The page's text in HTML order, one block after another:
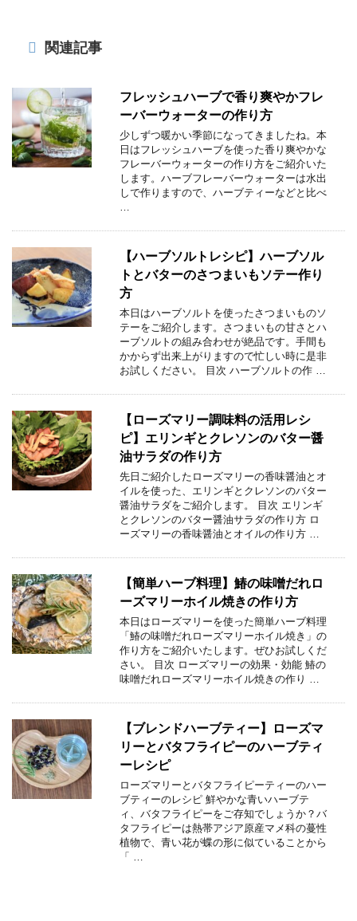
関連記事
フレッシュハーブで香り爽やかフレ
ーバーウォーターの作り方
少しずつ暖かい季節になってきましたね。本
日はフレッシュハーブを使った香り爽やかな
フレーバーウォーターの作り方をご紹介いた
します。ハーブフレーバーウォーターは水出
しで作りますので、ハーブティーなどと比べ
…
【ハーブソルトレシピ】ハーブソル
トとバターのさつまいもソテー作り
方
本日はハーブソルトを使ったさつまいものソ
テーをご紹介します。さつまいもの甘さとハ
ーブソルトの組み合わせが絶品です。手間も
かからず出来上がりますので忙しい時に是非
お試しください。 目次 ハーブソルトの作 …
【ローズマリー調味料の活用レシ
ピ】エリンギとクレソンのバター醤
油サラダの作り方
先日ご紹介したローズマリーの香味醤油とオ
イルを使った、エリンギとクレソンのバター
醤油サラダをご紹介します。 目次 エリンギ
とクレソンのバター醤油サラダの作り方 ロ
ーズマリーの香味醤油とオイルの作り方 …
【簡単ハーブ料理】鰆の味噌だれロ
ーズマリーホイル焼きの作り方
本日はローズマリーを使った簡単ハーブ料理
「鰆の味噌だれローズマリーホイル焼き」の
作り方をご紹介いたします。ぜひお試しくだ
さい。 目次 ローズマリーの効果・効能 鰆の
味噌だれローズマリーホイル焼きの作り …
【ブレンドハーブティー】ローズマ
リーとバタフライピーのハーブティ
ーレシピ
ローズマリーとバタフライピーティーのハー
ブティーのレシピ 鮮やかな青いハーブテ
ィ、バタフライピーをご存知でしょうか？バ
タフライピーは熱帯アジア原産マメ科の蔓性
植物で、青い花が蝶の形に似ていることから
「 …